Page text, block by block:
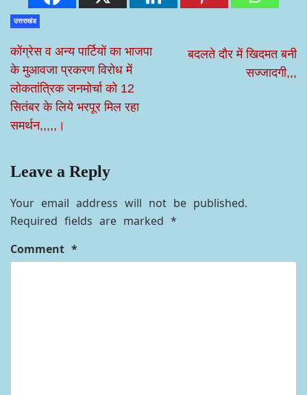
उत्तराखंड
कोंग्रेस व अन्य पार्टियों का भाजपा
के मुआवजा प्रकरण विरोध में
लोकतांत्रिक जनमोर्चा को 12
सितंबर के लिये भरपूर मिल रहा
समर्थन,,,,,।
बदलते दौर में खिदमत बनी
सज्जादगी,,,
Leave a Reply
Your email address will not be published.
Required fields are marked *
Comment *